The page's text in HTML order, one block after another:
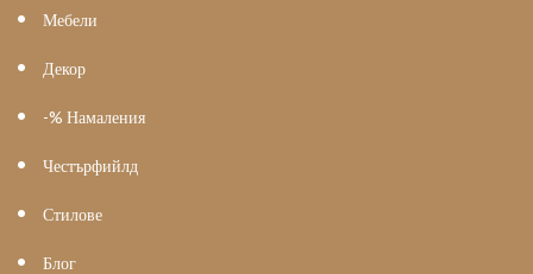
Мебели
Декор
-% Намаления
Честърфийлд
Стилове
Блог